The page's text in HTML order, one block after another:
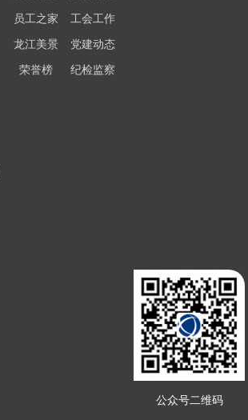
员工之家
龙江美景
荣誉榜
工会工作
党建动态
纪检监察
公众号二维码